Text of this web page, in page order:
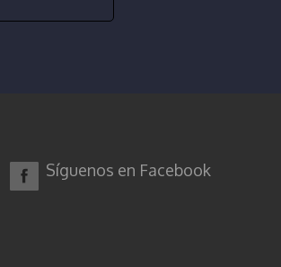
Síguenos en Facebook